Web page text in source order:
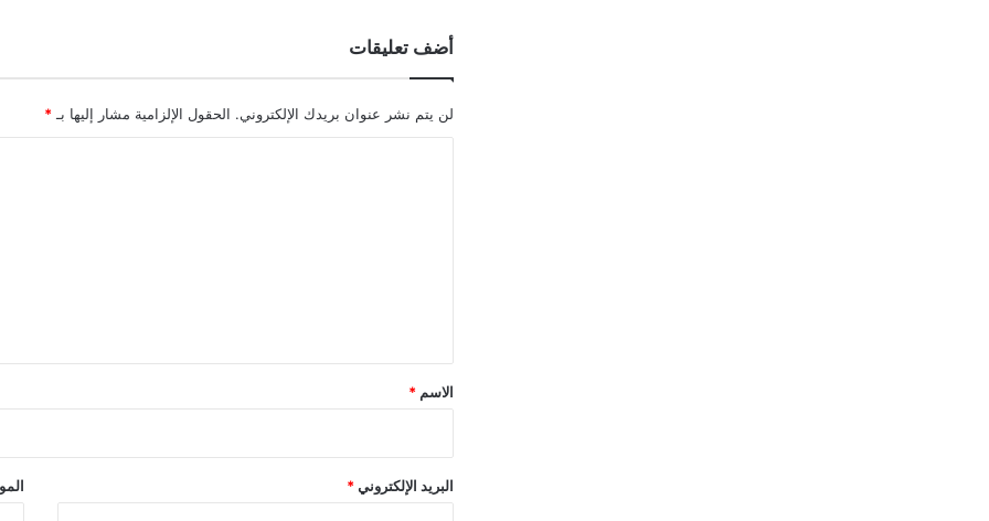
أضف تعليقات
لن يتم نشر عنوان بريدك الإلكتروني. الحقول الإلزامية مشار إليها بـ *
*
الاسم *
البريد الإلكتروني *